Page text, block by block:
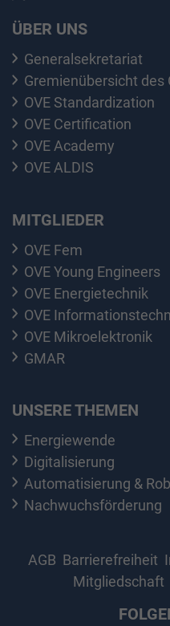
ÜBER UNS
Generalsekretariat
Gremienübersicht des
OVE Standardization
OVE Certification
OVE Academy
OVE ALDIS
MITGLIEDER
OVE Fem
OVE Young Engineers
OVE Energietechnik
OVE
OVE Mikroelektronik
GMAR
UNSERE THEMEN
Energiewende
Digitalisierung
Automatisierung &
Nachwuchsförderung
AGB Barrierefreiheit
Mitgliedschaft